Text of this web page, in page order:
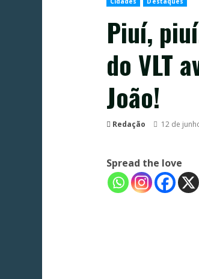
Piuí,
do VLT
João!
Redação 12 de
Spread the love